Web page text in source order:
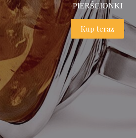
PIERŚCIONKI
Kup teraz